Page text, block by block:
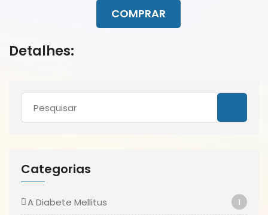
COMPRAR
Detalhes:
Categorias
A Diabete Mellitus 1